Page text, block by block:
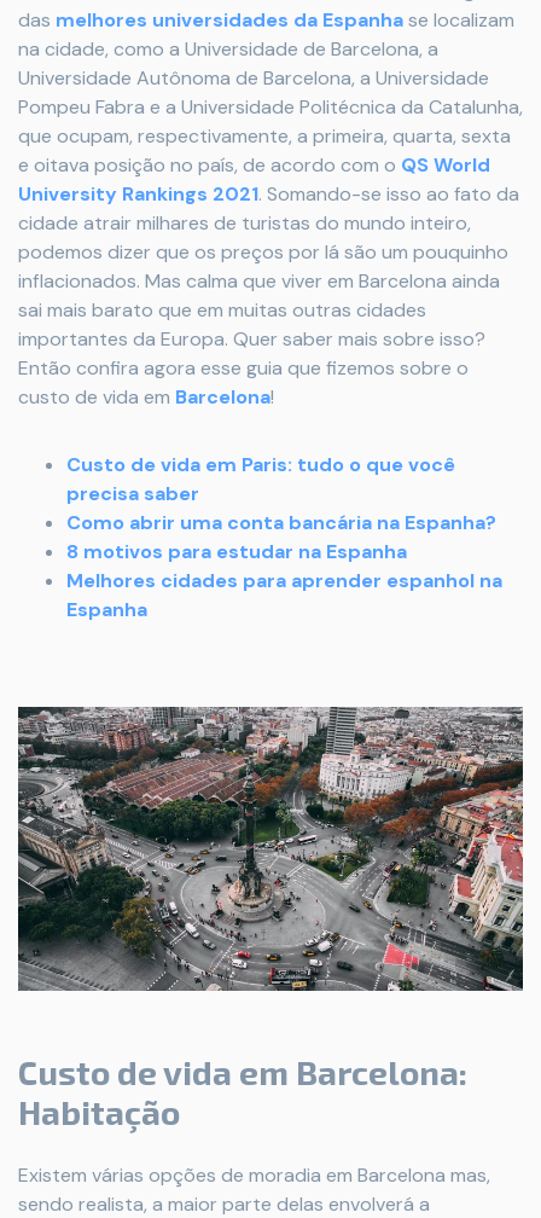
das melhores universidades da Espanhase localizam
na cidade, como a Universidade de Barcelona, a
Universidade Autônoma de Barcelona, a Universidade
Pompeu Fabra e a Universidade Politécnica da Catalunha,
que ocupam, respectivamente, a primeira, quarta, sexta
e oitava posição no país, de acordo com o QS World
University Rankings 2021. Somando-se isso ao fato da
cidade atrair milhares de turistas do mundo inteiro,
podemos dizer que os preços por lá são um pouquinho
inflacionados. Mas calma que viver em Barcelona ainda
sai mais barato que em muitas outras cidades
importantes da Europa. Quer saber mais sobre isso?
Então confira agora esse guia que fizemos sobre o
custo de vida em Barcelona!
Custo de vida em Paris: tudo o que você
precisa saber
Como abrir uma conta bancária na Espanha?
8 motivos para estudar na Espanha
Melhores cidades para aprender espanhol na
Espanha
Custo de vida em Barcelona:
Habitação
Existem várias opções de moradia em Barcelona mas,
sendo realista, a maior parte delas envolverá a